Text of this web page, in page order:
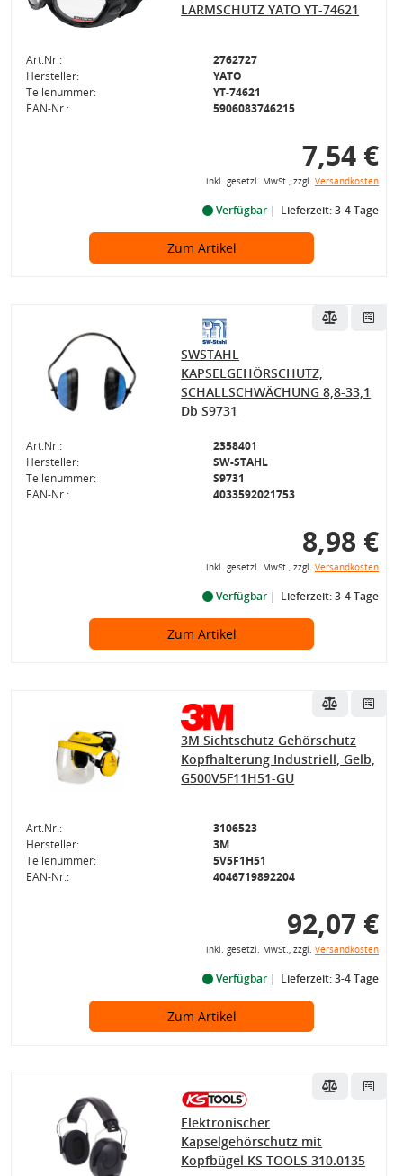
LÄRMSCHUTZ YATO YT-74621
Art.Nr.:
2762727
Hersteller:
YATO
Teilenummer:
YT-74621
EAN-Nr.:
5906083746215
7,54 €
inkl. gesetzl. MwSt., zzgl. Versandkosten
Verfügbar Lieferzeit: 3-4 Tage
Zum Artikel
SWSTAHL
KAPSELGEHÖRSCHUTZ,
SCHALLSCHWÄCHUNG 8,8-33,1
Db S9731
Art.Nr.:
2358401
Hersteller:
SW-STAHL
Teilenummer:
S9731
EAN-Nr.:
4033592021753
8,98 €
inkl. gesetzl. MwSt., zzgl. Versandkosten
Verfügbar Lieferzeit: 3-4 Tage
Zum Artikel
3M Sichtschutz Gehörschutz
Kopfhalterung Industriell, Gelb,
G500V5F11H51-GU
Art.Nr.:
3106523
Hersteller:
3M
Teilenummer:
5V5F1H51
EAN-Nr.:
4046719892204
92,07 €
inkl. gesetzl. MwSt., zzgl. Versandkosten
Verfügbar Lieferzeit: 3-4 Tage
Zum Artikel
Elektronischer
Kapselgehörschutz mit
Kopfbügel KS TOOLS 310.0135